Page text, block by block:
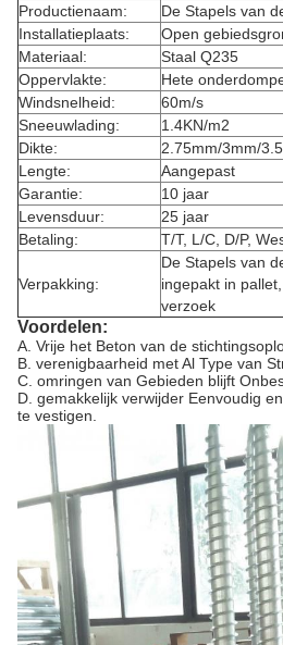
Productienaam:
De Stapels van
Installatieplaats:
Open
Materiaal:
Staal Q235
Oppervlakte:
Hete
Windsnelheid:
60m/s
Sneeuwlading:
1.4KN/m2
Dikte:
2.75mm/3mm/
Lengte:
Aangepast
Garantie:
10 jaar
Levensduur:
25 jaar
Betaling:
T/T, L/C, D/P,
Verpakking:
De Stapels van
ingepakt in
verzoek
Voordelen:
A. Vrije het Beton van de
B. verenigbaarheid met Al Type van
C. omringen van Gebieden blijft
D. gemakkelijk verwijder Eenvoudig
te vestigen.